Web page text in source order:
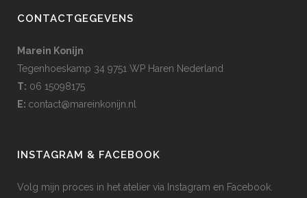
CONTACTGEGEVENS
Marein Konijn
Tegenhoeskamp 34 9751 WP Haren Nederland
T: 06 15098175
E: contact@mareinkonijn.nl
INSTAGRAM & FACEBOOK
Volg mijn proces in het atelier via Instagram en Facebook.